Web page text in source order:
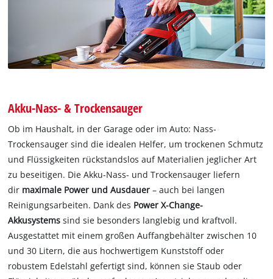
Akku-Nass- & Trockensauger
Ob im Haushalt, in der Garage oder im Auto: Nass-
Trockensauger sind die idealen Helfer, um trockenen Schmutz
und Flüssigkeiten rückstandslos auf Materialien jeglicher Art
zu beseitigen. Die Akku-Nass- und Trockensauger liefern
dir maximale Power und Ausdauer – auch bei langen
Reinigungsarbeiten. Dank des Power X-Change-
Akkusystems sind sie besonders langlebig und kraftvoll.
Ausgestattet mit einem großen Auffangbehälter zwischen 10
und 30 Litern, die aus hochwertigem Kunststoff oder
robustem Edelstahl gefertigt sind, können sie Staub oder